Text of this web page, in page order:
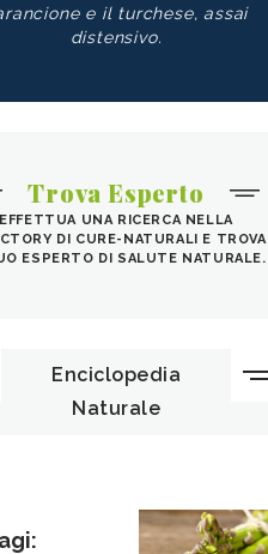
e il turchese, assai
distensivo.
Trova Esperto
EFFETTUA UNA RICERCA NELLA
DI CURE-NATURALI E TROVA
ESPERTO DI SALUTE NATURALE.
Enciclopedia
Naturale